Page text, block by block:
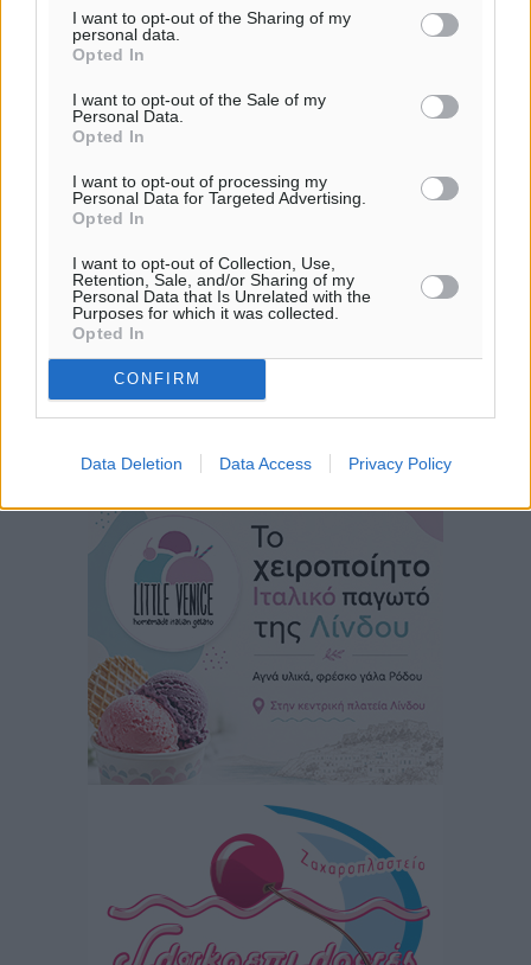
I want to opt-out of the Sharing of my
personal data.
Opted In
I want to opt-out of the Sale of my
Personal Data.
Opted In
I want to opt-out of processing my
Personal Data for Targeted Advertising.
Opted In
I want to opt-out of Collection, Use,
Retention, Sale, and/or Sharing of my
Personal Data that Is Unrelated with the
Purposes for which it was collected.
Opted In
CONFIRM
Data Deletion Data Access Privacy Policy
Χαρ. Ναβροζίδης στον RV «Σε τρία χρόνια θα είμαστε
η πιο ψηφιακή Περιφέρεια της χώρας» Δημοπρατείται
Τοπικές Ειδήσεις• πριν 3 ώρες
Airbnb vs ξενοδοχεία – Πώς αλλάζει ο χάρτης της
φιλοξενίας
Γιάννης Χατζής για το νέο Ειδικό Χωροταξικό: Οι
βασικοί οριζόντιοι περιορισμοί παραμένουν –
Κίνδυνος για επενδύσεις, περιουσίες και τοπική
ανάπτυξη
Τοπικές Ειδήσεις• πριν 4 ώρες
δεν υπάρχουν περιθώρια εφησυχασμού
πριν 4 ώρες
Στον Άγιο Νικόλαο Χάλκης ανοίγει ξανά το
ανανεωμένο εκκλησιαστικό μουσείο από τη Λέσχη
Lions Χάλκης
Τοπικές Ειδήσεις• πριν 4 ώρες
Ρόδος: «Βουλιάζει» από τουρίστες – Πάνω από 1 εκατ.
επιβάτες και 55 κρουαζιερόπλοια
Γ’ Εθνική Κατηγορία: Οι ημερομηνίες των
αγωνιστικών της κανονικής περιόδου
πριν 9 ώρες
Περισσότερες ειδήσεις